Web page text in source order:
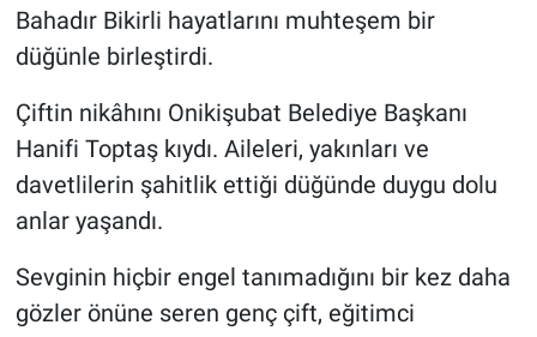
Bahadır Bikirli hayatlarını muhteşem bir
düğünle birleştirdi.
Çiftin nikâhını Onikişubat Belediye Başkanı
Hanifi Toptaş kıydı. Aileleri, yakınları ve
davetlilerin şahitlik ettiği düğünde duygu dolu
anlar yaşandı.
Sevginin hiçbir engel tanımadığını bir kez daha
gözler önüne seren genç çift, eğitimci